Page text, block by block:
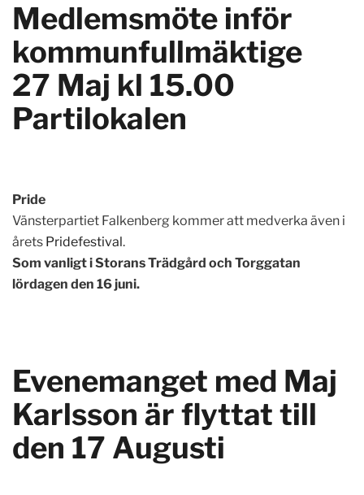
Medlemsmöte inför
kommunfullmäktige
27 Maj kl 15.00
Partilokalen
Pride
Vänsterpartiet Falkenberg kommer att medverka även i
årets Pridefestival.
Som vanligt i Storans Trädgård och Torggatan
lördagen den 16 juni.
Evenemanget med Maj
Karlsson är flyttat till
den 17 Augusti